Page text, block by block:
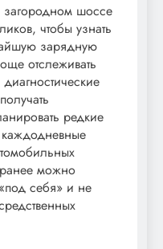
загородном шоссе
чтобы узнать
зарядную
отслеживать
редкие
можно
себя» и не